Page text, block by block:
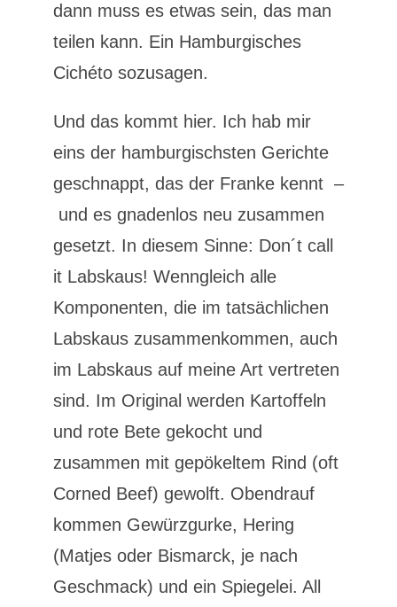
dann muss es etwas sein, das man
teilen kann. Ein Hamburgisches
Cichéto sozusagen.
Und das kommt hier. Ich hab mir
eins der hamburgischsten Gerichte
geschnappt, das der Franke kennt –
und es gnadenlos neu zusammen
gesetzt. In diesem Sinne: Don´t call
it Labskaus! Wenngleich alle
Komponenten, die im tatsächlichen
Labskaus zusammenkommen, auch
im Labskaus auf meine Art vertreten
sind. Im Original werden Kartoffeln
und rote Bete gekocht und
zusammen mit gepökeltem Rind (oft
Corned Beef) gewolft. Obendrauf
kommen Gewürzgurke, Hering
(Matjes oder Bismarck, je nach
Geschmack) und ein Spiegelei. All